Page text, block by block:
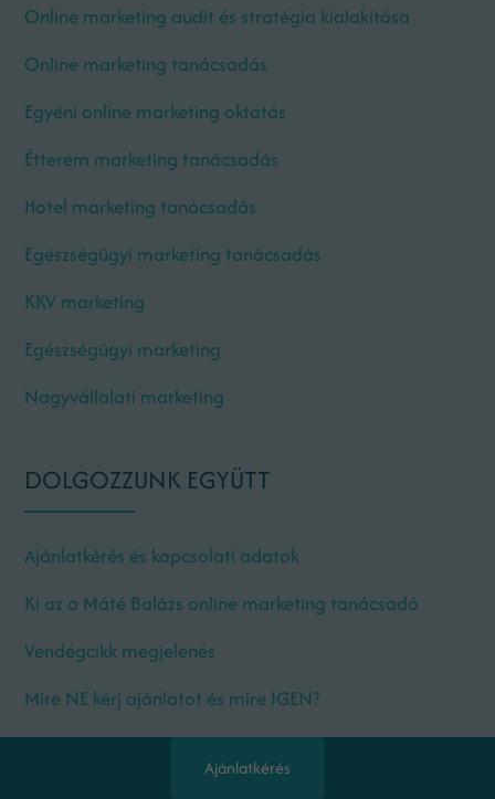
Online marketing audit és stratégia kialakítása
Online marketing tanácsadás
Egyéni online marketing oktatás
Étterem marketing tanácsadás
Hotel marketing tanácsadás
Egészségügyi marketing tanácsadás
KKV marketing
Egészségügyi marketing
Nagyvállalati marketing
DOLGOZZUNK EGYÜTT
Ajánlatkérés és kapcsolati adatok
Ki az a Máté Balázs online marketing tanácsadó
Vendégcikk megjelenés
Mire NE kérj ajánlatot és mire IGEN?
Referenciák
Ajánlatkérés